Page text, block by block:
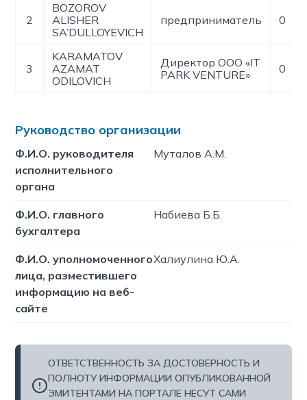
2
BOZOROV
ALISHER
SA’DULLOYEVICH
предприниматель 0
3
KARAMATOV
AZAMAT
ODILOVICH
Директор ООО «IT
PARK VENTURE»
0
Руководство организации
Ф.И.О. руководителя
исполнительного
органа
Муталов А.М.
Ф.И.О. главного
бухгалтера
Набиева Б.Б.
Ф.И.О. уполномоченного
лица, разместившего
информацию на веб-
сайте
Халиулина Ю.А.
ОТВЕТСТВЕННОСТЬ ЗА ДОСТОВЕРНОСТЬ И
ПОЛНОТУ ИНФОРМАЦИИ ОПУБЛИКОВАННОЙ
ЭМИТЕНТАМИ НА ПОРТАЛЕ НЕСУТ САМИ